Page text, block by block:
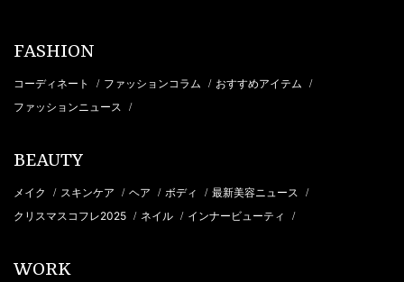
FASHION
コーディネート / ファッションコラム / おすすめアイテム /
ファッションニュース /
BEAUTY
メイク / スキンケア / ヘア / ボディ / 最新美容ニュース /
クリスマスコフレ2025 / ネイル / インナービューティ /
WORK